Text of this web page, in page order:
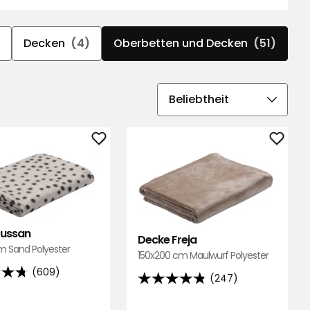
Decken (4) Oberbetten und Decken (51)
Sortierreihenfolge
Sand Polyester
(609)
Decke
Favoriten
hinzufügen
Decke Freja
150x200 cm Maulwurf Polyester
(247)
4.8
Decke